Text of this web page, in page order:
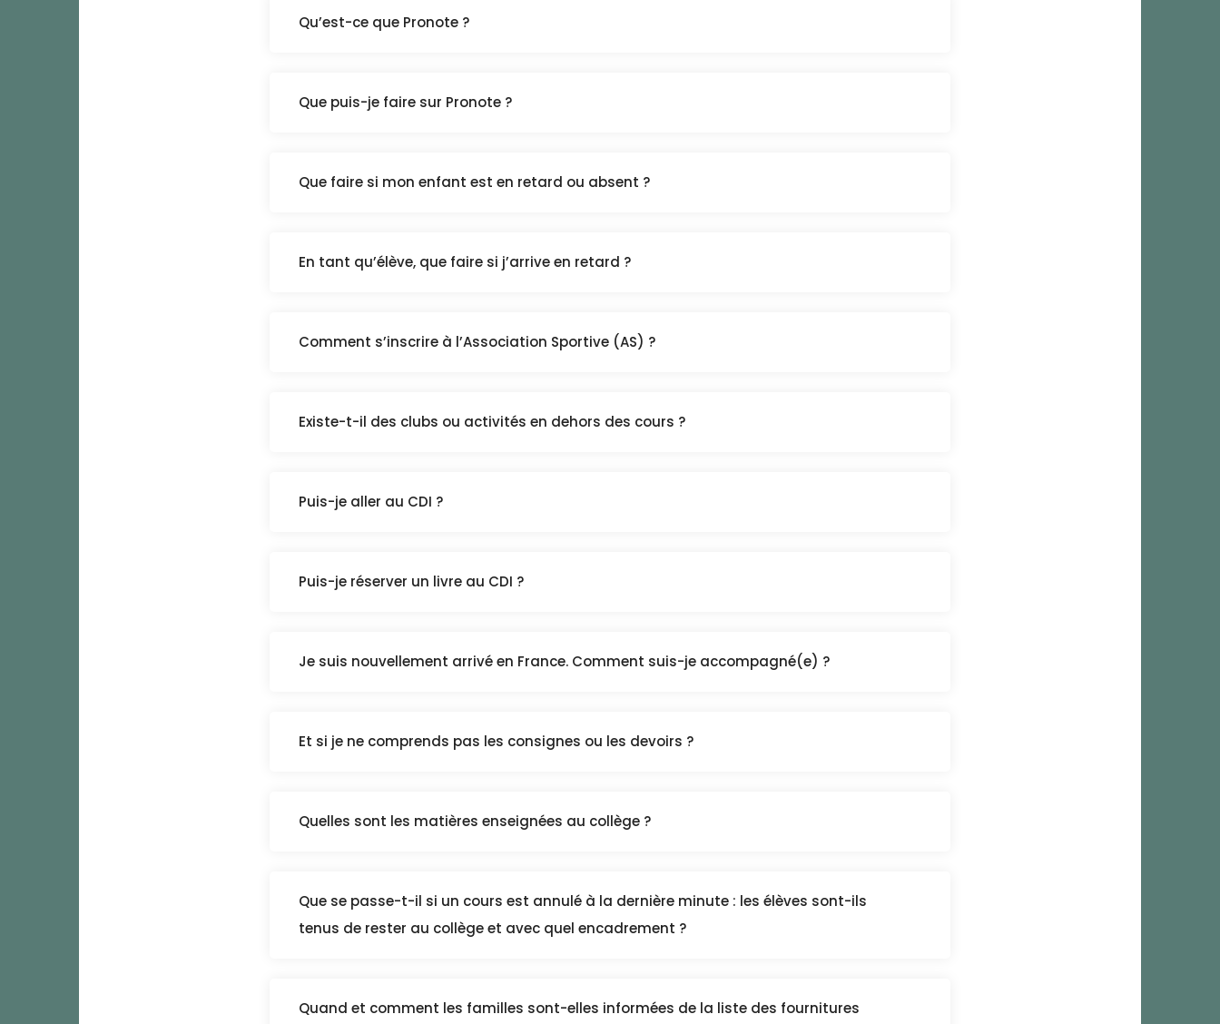
Qu’est-ce que Pronote ?
Que puis-je faire sur Pronote ?
Que faire si mon enfant est en retard ou absent ?
En tant qu’élève, que faire si j’arrive en retard ?
Comment s’inscrire à l’Association Sportive (AS) ?
Existe-t-il des clubs ou activités en dehors des cours ?
Puis-je aller au CDI ?
Puis-je réserver un livre au CDI ?
Je suis nouvellement arrivé en France. Comment suis-je accompagné(e) ?
Et si je ne comprends pas les consignes ou les devoirs ?
Quelles sont les matières enseignées au collège ?
Que se passe-t-il si un cours est annulé à la dernière minute : les élèves sont-ils
tenus de rester au collège et avec quel encadrement ?
Quand et comment les familles sont-elles informées de la liste des fournitures